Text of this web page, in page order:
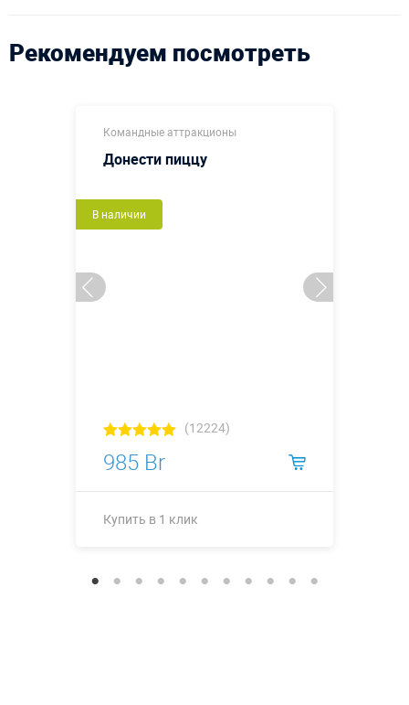
Рекомендуем посмотреть
Командные аттракционы
Донести пиццу
В наличии
(12224)
985 Br
Купить в 1 клик